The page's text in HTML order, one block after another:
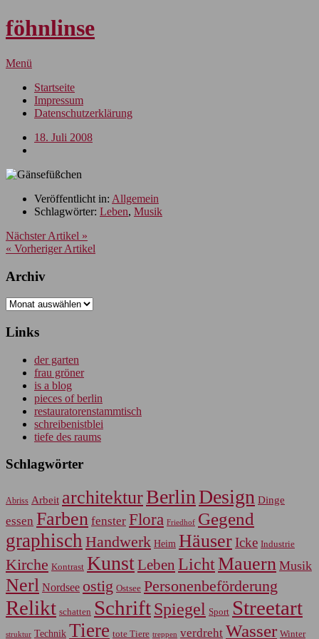
föhnlinse
Menü
Startseite
Impressum
Datenschutzerklärung
18. Juli 2008
Veröffentlicht in: Allgemein
Schlagwörter: Leben, Musik
Nächster Artikel »
« Vorheriger Artikel
Archiv
Archiv
Links
der garten
frau gröner
is a blog
pieces of berlin
restauratorenstammtisch
schreibenistblei
tiefe des raums
Schlagwörter
Abriss Arbeit architekturBerlin Design Dinge
essen Farben fenster Flora Friedhof Gegend
graphisch Handwerk Heim HäuserIcke Industrie
Kirche Kontrast KunstLeben LichtMauern Musik
Nerl Nordsee ostig Ostsee Personenbeförderung
Relikt schatten SchriftSpiegel Sport Streetart
struktur Technik Tiere tote Tiere treppen verdreht Wasser Winter